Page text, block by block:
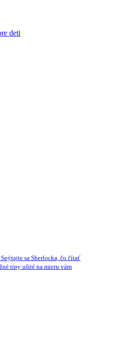
deti
Spýtajte sa Sherlocka, čo čítať
tipy ušité na mieru vám